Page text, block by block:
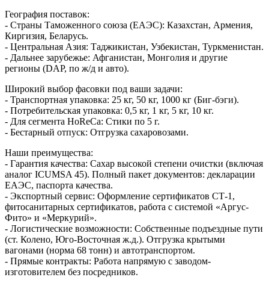
География поставок:
- Страны Таможенного союза (ЕАЭС): Казахстан, Армения,
Киргизия, Беларусь.
- Центральная Азия: Таджикистан, Узбекистан, Туркменистан.
- Дальнее зарубежье: Афганистан, Монголия и другие
регионы (DAP, по ж/д и авто).
Широкий выбор фасовки под ваши задачи:
- Транспортная упаковка: 25 кг, 50 кг, 1000 кг (Биг-бэги).
- Потребительская упаковка: 0,5 кг, 1 кг, 5 кг, 10 кг.
- Для сегмента HoReCa: Cтики по 5 г.
- Бестарный отпуск: Отгрузка сахаровозами.
Наши преимущества:
- Гарантия качества: Сахар высокой степени очистки (включая
аналог ICUMSA 45). Полный пакет документов: декларации
ЕАЭС, паспорта качества.
- Экспортный сервис: Оформление сертификатов СТ-1,
фитосанитарных сертификатов, работа с системой «Аргус-
Фито» и «Меркурий».
- Логистические возможности: Собственные подъездные пути
(ст. Колено, Юго-Восточная ж.д.). Отгрузка крытыми
вагонами (норма 68 тонн) и автотранспортом.
- Прямые контракты: Работа напрямую с заводом-
изготовителем без посредников.